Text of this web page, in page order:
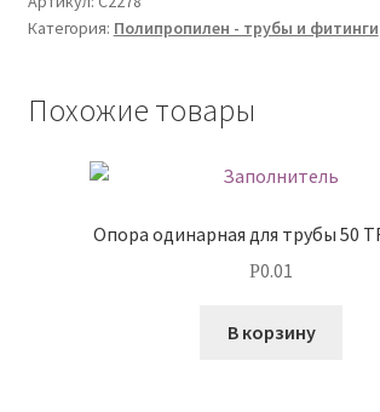
Оформление заказа
Категория: Полипропилен - трубы и фитинги
Похожие товары
Опора одинарная для трубы 50
Р0.01
В корзину